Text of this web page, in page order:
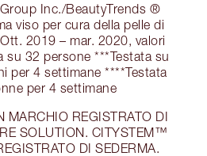
Inc./BeautyTrends ®
viso per cura della pelle di
2019 – mar. 2020, valori
su 32 persone ***Testata su
per 4 settimane ****Testata
per 4 settimane
MARCHIO REGISTRATO DI
SOLUTION. CITYSTEM™
DI SEDERMA.